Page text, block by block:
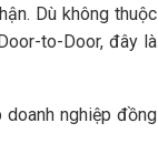
Dù không thuộc
to-Door, đây là
nghiệp đồng